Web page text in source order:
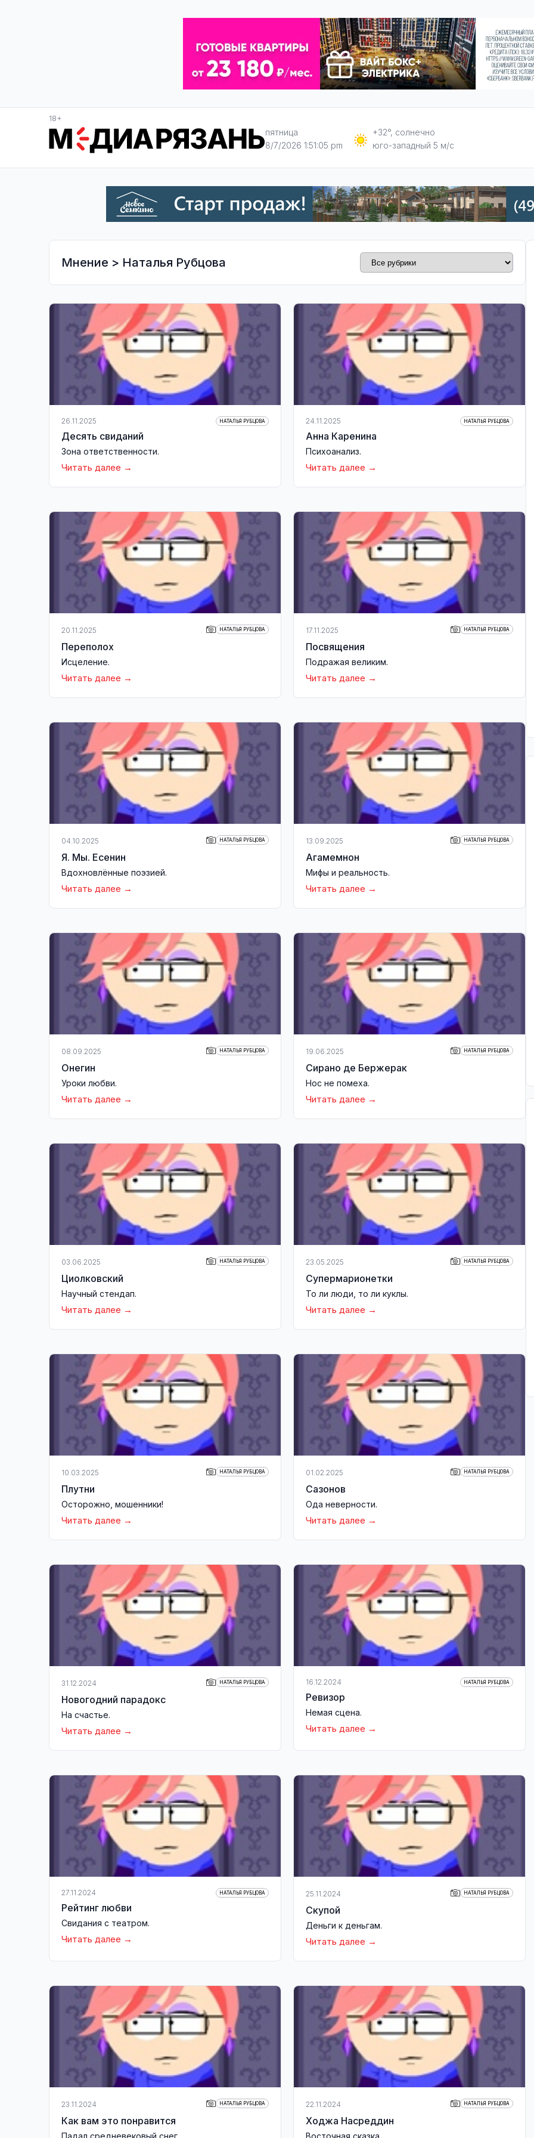
18+
пятница
8/7/2026 1:51:06 pm
+32°, солнечно
юго-западный 5 м/с
Мнение > Наталья Рубцова
26.11.2025 НАТАЛЬЯ РУБЦОВА
Десять свиданий
Зона ответственности.
Читать далее
24.11.2025 НАТАЛЬЯ РУБЦОВА
Анна Каренина
Психоанализ.
Читать далее
20.11.2025 НАТАЛЬЯ РУБЦОВА
Переполох
Исцеление.
Читать далее
17.11.2025 НАТАЛЬЯ РУБЦОВА
Посвящения
Подражая великим.
Читать далее
04.10.2025 НАТАЛЬЯ РУБЦОВА
Я. Мы. Есенин
Вдохновлённые поэзией.
Читать далее
13.09.2025 НАТАЛЬЯ РУБЦОВА
Агамемнон
Мифы и реальность.
Читать далее
08.09.2025 НАТАЛЬЯ РУБЦОВА
Онегин
Уроки любви.
Читать далее
19.06.2025 НАТАЛЬЯ РУБЦОВА
Сирано де Бержерак
Нос не помеха.
Читать далее
03.06.2025 НАТАЛЬЯ РУБЦОВА
Циолковский
Научный стендап.
Читать далее
23.05.2025 НАТАЛЬЯ РУБЦОВА
Супермарионетки
То ли люди, то ли куклы.
Читать далее
10.03.2025 НАТАЛЬЯ РУБЦОВА
Плутни
Осторожно, мошенники!
Читать далее
01.02.2025 НАТАЛЬЯ РУБЦОВА
Сазонов
Ода неверности.
Читать далее
31.12.2024 НАТАЛЬЯ РУБЦОВА
Новогодний парадокс
На счастье.
Читать далее
16.12.2024 НАТАЛЬЯ РУБЦОВА
Ревизор
Немая сцена.
Читать далее
27.11.2024 НАТАЛЬЯ РУБЦОВА
Рейтинг любви
Свидания с театром.
Читать далее
25.11.2024 НАТАЛЬЯ РУБЦОВА
Скупой
Деньги к деньгам.
Читать далее
23.11.2024 НАТАЛЬЯ РУБЦОВА
Как вам это понравится
Падал средневековый снег.
22.11.2024 НАТАЛЬЯ РУБЦОВА
Ходжа Насреддин
Восточная сказка.